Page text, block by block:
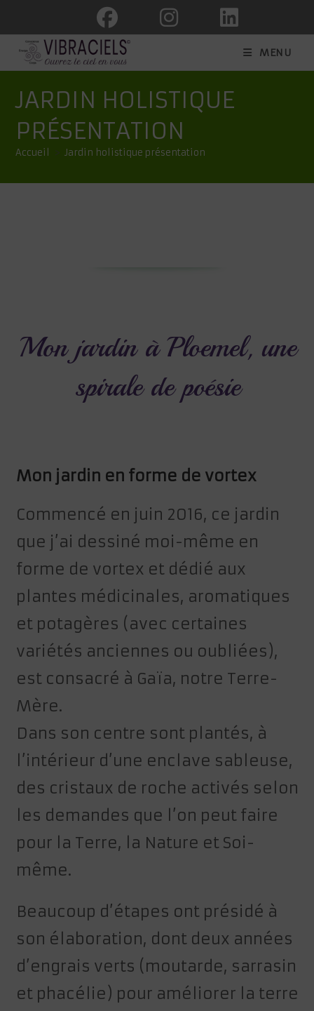
content
MENU
JARDIN HOLISTIQUE
PRÉSENTATION
Accueil > Jardin holistique présentation
Mon jardin à Ploemel, une
spirale de poésie
Mon jardin en forme de vortex
Commencé en juin 2016, ce jardin
que j’ai dessiné moi-même en
forme de vortex et dédié aux
plantes médicinales, aromatiques
et potagères (avec certaines
variétés anciennes ou oubliées),
est consacré à Gaïa, notre Terre-
Mère.
Dans son centre sont plantés, à
l’intérieur d’une enclave sableuse,
des cristaux de roche activés selon
les demandes que l’on peut faire
pour la Terre, la Nature et Soi-
même.
Beaucoup d’étapes ont présidé à
son élaboration, dont deux années
d’engrais verts (moutarde, sarrasin
et phacélie) pour améliorer la terre